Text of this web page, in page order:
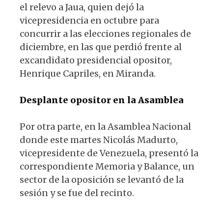
el relevo a Jaua, quien dejó la
vicepresidencia en octubre para
concurrir a las elecciones regionales de
diciembre, en las que perdió frente al
excandidato presidencial opositor,
Henrique Capriles, en Miranda.
Desplante opositor en la Asamblea
Por otra parte, en la Asamblea Nacional
donde este martes Nicolás Madurto,
vicepresidente de Venezuela, presentó la
correspondiente Memoria y Balance, un
sector de la oposición se levantó de la
sesión y se fue del recinto.